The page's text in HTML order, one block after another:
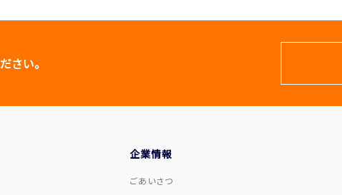
さい。
企業情報
ごあいさつ